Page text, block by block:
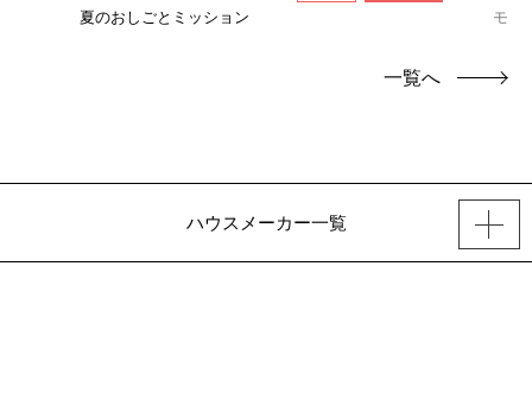
夏のおしごとミッション モデ
一覧へ
ハウスメーカー一覧